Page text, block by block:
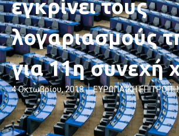
εγκρίνει τους
λογαριασμούς
για 11η συνεχή
4 Οκτωβρίου, 2018 ΕΥΡΩΠΑΪΚΗ ΕΠΙΤΡΟΠΉ